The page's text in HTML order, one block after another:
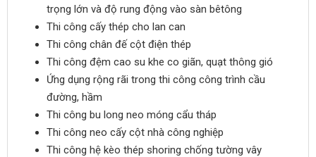
trọng lớn và độ rung động vào sàn bêtông
Thi công cấy thép cho lan can
Thi công chân đế cột điện thép
Thi công đệm cao su khe co giãn, quạt thông gió
Ứng dụng rộng rãi trong thi công công trình cầu
đường, hầm
Thi công bu long neo móng cẩu tháp
Thi công neo cấy cột nhà công nghiệp
Thi công hệ kèo thép shoring chống tường vây